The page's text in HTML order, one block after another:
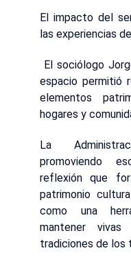
El impacto del
las experiencias
El sociólogo
espacio permitió
elementos
hogares y
La
promoviendo
reflexión que
patrimonio
como una
mantener
tradiciones de los